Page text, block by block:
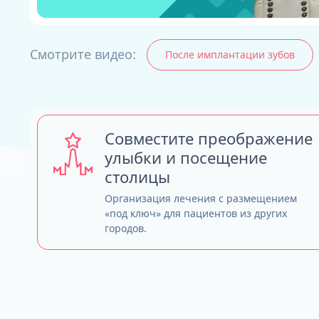
ALL-ON-4
Все Зубы за 1
Pro Arch на 4 -
Базальная
Complex
Смотрите видео: После имплантации зубов
Совместите преображение
улыбки и посещение
столицы
Организация лечения с размещением
«под ключ» для пациентов из других
городов.